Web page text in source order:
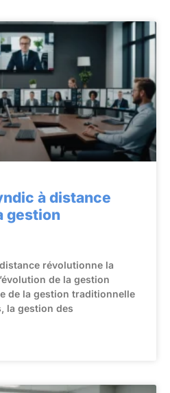
à distance
gestion
révolutionne la
de la gestion
de la gestion traditionnelle
la gestion des